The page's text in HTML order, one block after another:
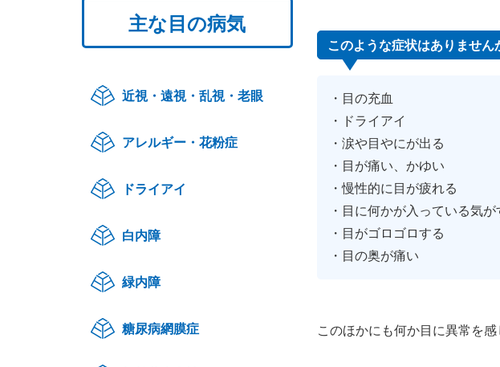
主な目の病気
近視・遠視・乱視・老眼
アレルギー・花粉症
ドライアイ
白内障
緑内障
糖尿病網膜症
このような症状はありません
目の充血
ドライアイ
涙や目やにが出る
目が痛い、かゆい
慢性的に目が疲れる
目に何かが入っている気が
目がゴロゴロする
目の奥が痛い
このほかにも何か目に異常を